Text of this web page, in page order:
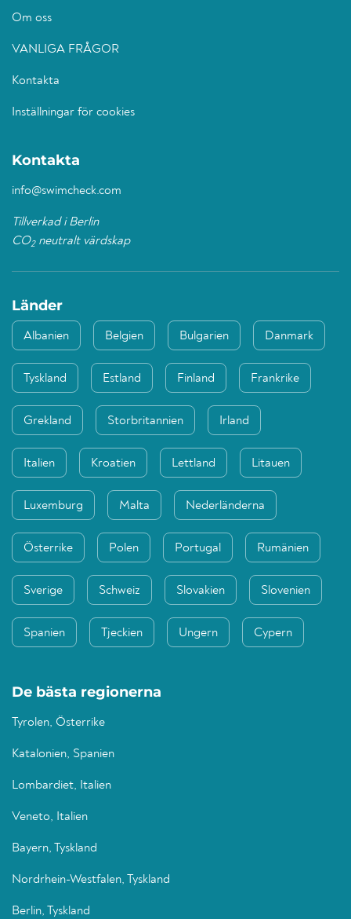
Om oss
VANLIGA FRÅGOR
Kontakta
Inställningar för cookies
Kontakta
info@swimcheck.com
Tillverkad i Berlin
CO2neutralt värdskap
Länder
Albanien Belgien Bulgarien Danmark
Tyskland Estland Finland Frankrike
Grekland Storbritannien Irland
Italien Kroatien Lettland Litauen
Luxemburg Malta Nederländerna
Österrike Polen Portugal Rumänien
Sverige Schweiz Slovakien Slovenien
Spanien Tjeckien Ungern Cypern
De bästa regionerna
Tyrolen, Österrike
Katalonien, Spanien
Lombardiet, Italien
Veneto, Italien
Bayern, Tyskland
Nordrhein-Westfalen, Tyskland
Berlin, Tyskland